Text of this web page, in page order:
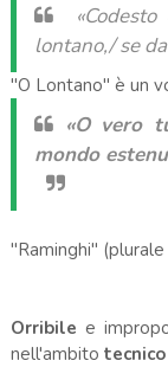
lontano,/ se
"O Lontano" è un
«O vero
mondo
"Raminghi"
Orribile e
nell'ambito